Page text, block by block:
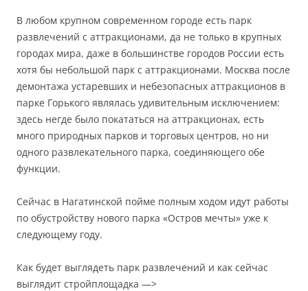
В любом крупном современном городе есть парк
развлечений с аттракционами, да не только в крупных
городах мира, даже в большинстве городов России есть
хотя бы небольшой парк с аттракционами. Москва после
демонтажа устаревших и небезопасных аттракционов в
парке Горького являлась удивительным исключением:
здесь негде было покататься на аттракционах, есть
много природных парков и торговых центров, но ни
одного развлекательного парка, соединяющего обе
функции.
Сейчас в Нагатинской пойме полным ходом идут работы
по обустройству нового парка «Остров мечты» уже к
следующему году.
Как будет выглядеть парк развлечений и как сейчас
выглядит стройплощадка —>